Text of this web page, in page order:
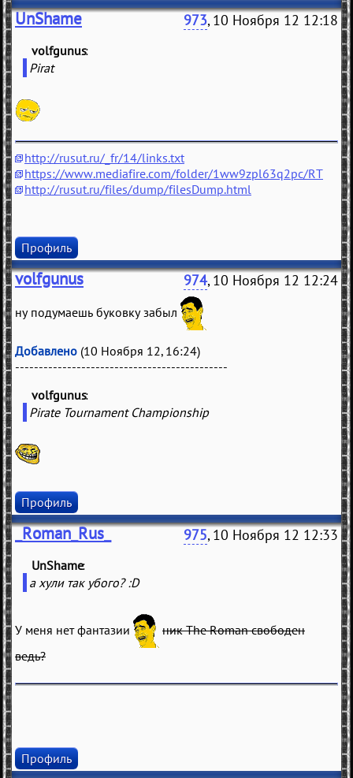
UnShame 973, 10 Ноября 12 12:18
volfgunus
Pirat
http://rusut.ru/_fr/14/links.txt
https://www.mediafire.com/folder/1ww9zpl63q2pc/RT
http://rusut.ru/files/dump/filesDump.html
Профиль
volfgunus 974, 10 Ноября 12 12:24
ну подумаешь буковку забыл
Добавлено (10 Ноября 12, 16:24)
---------------------------------------------
volfgunus
Pirate Tournament Championship
Профиль
_Roman_Rus_ 975, 10 Ноября 12 12:33
UnShame
а хули так убого? :D
У меня нет фантазии
ник The Roman свободен
ведь?
Профиль